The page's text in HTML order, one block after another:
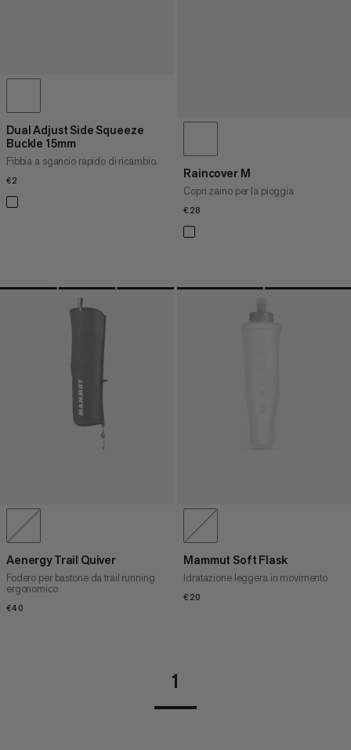
Dual Adjust Side Squeeze
Buckle 15mm
Fibbia a sgancio rapido di ricambio.
€2
Raincover M
Copri zaino per la pioggia
€28
Aenergy Trail Quiver
Fodero per bastone da trail running
ergonomico
€40
Mammut Soft Flask
Idratazione leggera in movimento
€20
1